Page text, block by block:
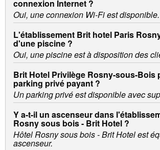
connexion Internet ?
Oui, une connexion Wi-Fi est disponible.
L'établissement Brit hotel Paris
d'une piscine ?
Oui, une piscine est à disposition des
Brit Hotel Privilège Rosny-sous-Bois
parking privé payant ?
Un parking privé est disponible avec
Y a-t-il un ascenseur dans
Rosny sous bois - Brit Hotel ?
Hôtel Rosny sous bois - Brit Hotel est
ascenseur.